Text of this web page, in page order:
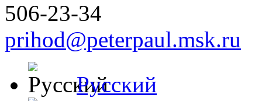
506-23-34
prihod@peterpaul.msk.ru
Русский